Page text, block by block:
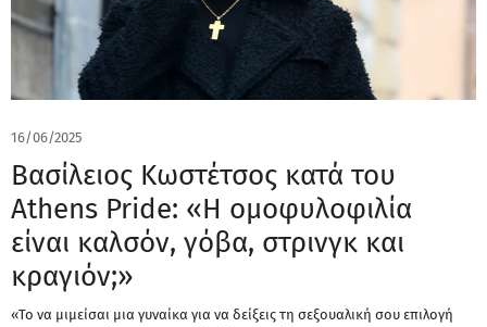
16/06/2025
Βασίλειος Κωστέτσος κατά του
Athens Pride: «Η ομοφυλοφιλία
είναι καλσόν, γόβα, στρινγκ και
κραγιόν;»
«Το να μιμείσαι μια γυναίκα για να δείξεις τη σεξουαλική σου επιλογή